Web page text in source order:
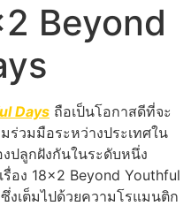
Beyond
Days ถือเป็นโอกาสดีที่จะ
ร่วมมือระหว่างประเทศใน
งปลูกฝังกันในระดับหนึ่ง
ง 18×2 Beyond Youthful
งเต็มไปด้วยความโรแมนติก